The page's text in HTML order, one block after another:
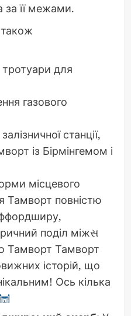
за її межами.
для
газового
станції,
із Бірмінгемом і
місцевого
Тамворт повністю
поділ міжસ
Тамворт Тамворт
історій, що
Ось кілька